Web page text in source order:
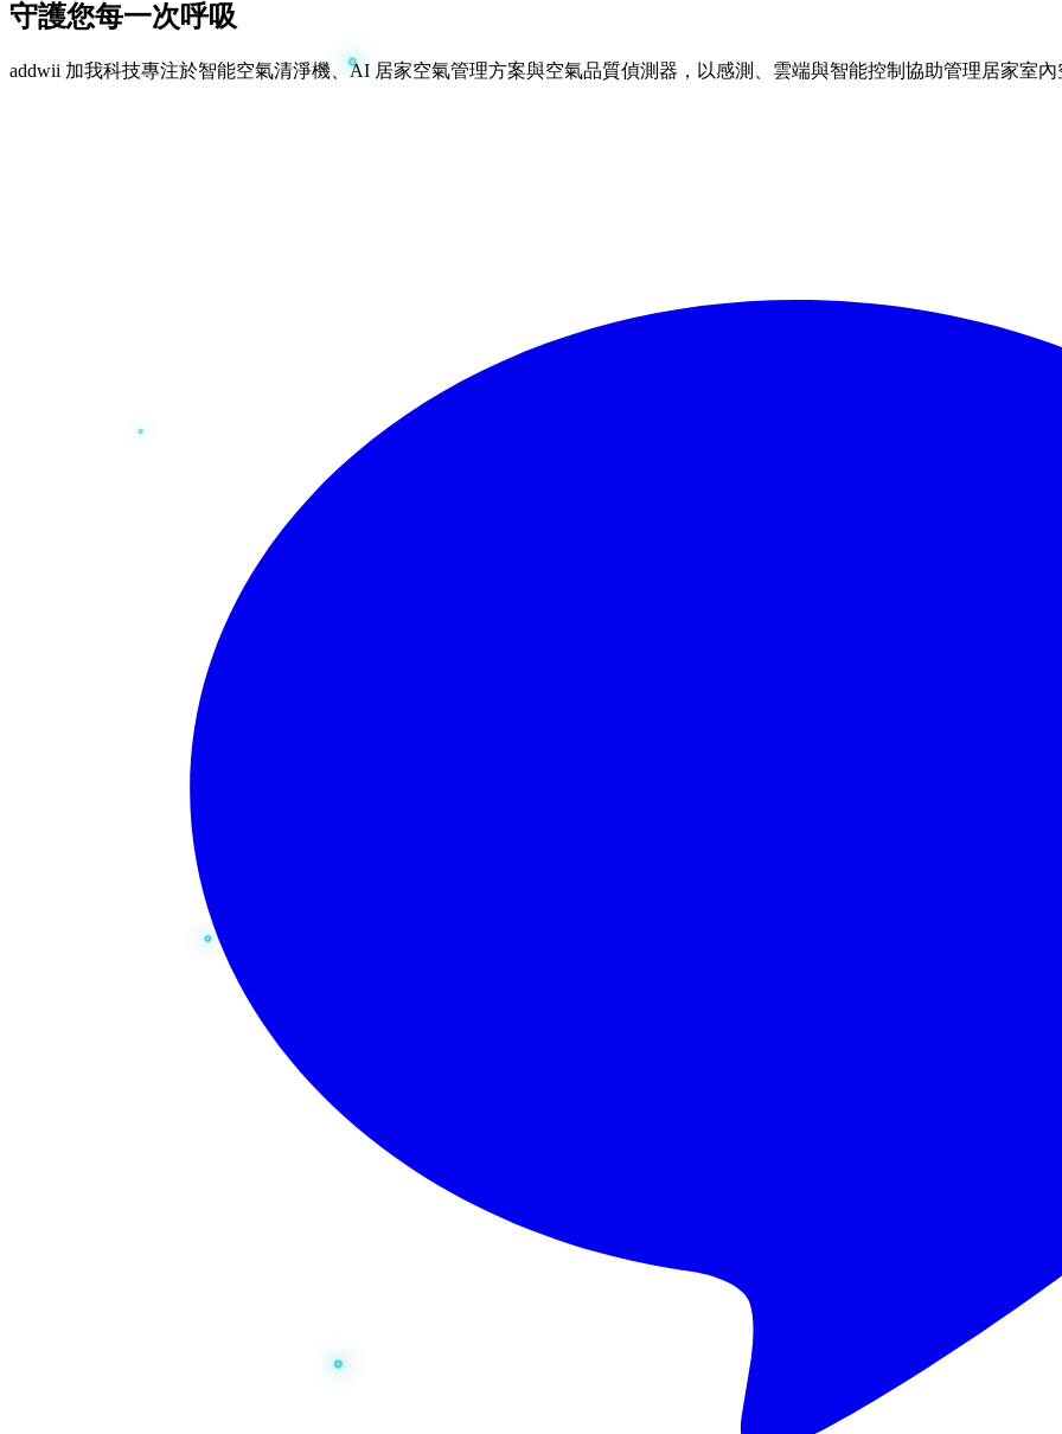
守護您每一次呼吸
addwii 加我科技專注於智能空氣清淨機、AI 居家空氣管理方案與空氣品質偵測器，以感測、雲端與智能控制協助管理居家室內